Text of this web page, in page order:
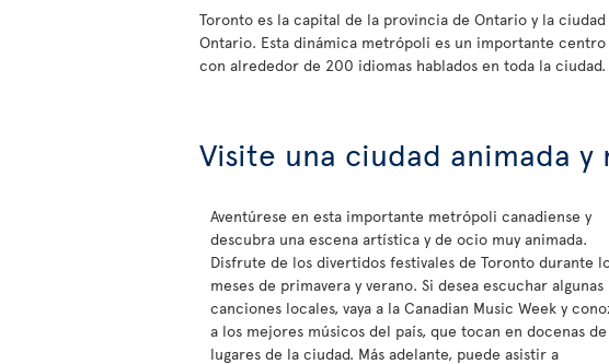
Toronto es la capital de la provincia de Ontario y la
Ontario. Esta dinámica metrópoli es un importante
con alrededor de 200 idiomas hablados en toda la ciudad.
Visite una ciudad animada
Aventúrese en esta importante metrópoli canadiense y
descubra una escena artística y de ocio muy animada.
Disfrute de los divertidos festivales de Toronto durante
meses de primavera y verano. Si desea escuchar algunas
canciones locales, vaya a la Canadian Music Week y
a los mejores músicos del país, que tocan en docenas de
lugares de la ciudad. Más adelante, puede asistir a